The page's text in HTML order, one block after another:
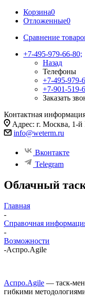
Корзина0
Отложенные0
Сравнение
+7-495-979-66-80;
Назад
Телефоны
+7-495-979-
+7-901-519-
Заказать
Контактная
Адрес: г. Москва, 1-й
info@weterm.ru
Вконтакте
Telegram
Облачный
Главная
-
Справочная
-
Возможности
-Аспро.Agile
Аспро.Agile — таск-
гибкими